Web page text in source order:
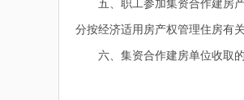
五、职工参加集资合作建房产
分按经济适用房产权管理住房有
六、集资合作建房单位收取的